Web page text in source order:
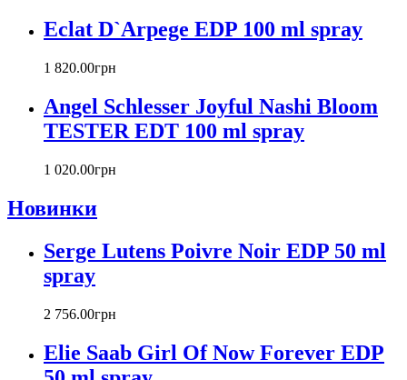
Canali
Carla Fracci
Carlos Moya
Caron
Cartier
Chanel
Charriol
Chloe
Christian Audigier
Christian Dior
Christian Lacroix
Cindy Crawford
Clinique
Clive Christian
Eclat D`Arpege EDP 100 ml spray
1 820.00грн
Angel Schlesser Joyful Nashi Bloom
TESTER EDT 100 ml spray
1 020.00грн
Новинки
Serge Lutens Poivre Noir EDP 50 ml
spray
2 756.00грн
Elie Saab Girl Of Now Forever EDP